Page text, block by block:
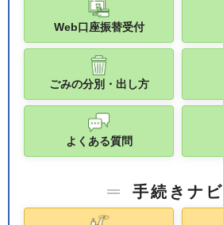
Web口座振替受付
ごみの分別・出し方
よくある質問
手続きナビ